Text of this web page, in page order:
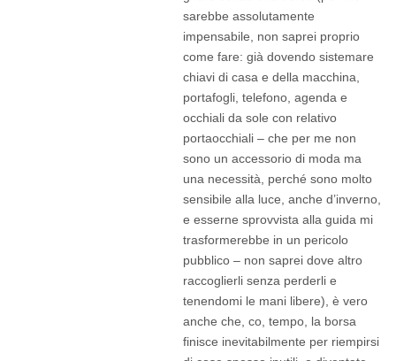
sarebbe assolutamente
impensabile, non saprei proprio
come fare: già dovendo sistemare
chiavi di casa e della macchina,
portafogli, telefono, agenda e
occhiali da sole con relativo
portaocchiali – che per me non
sono un accessorio di moda ma
una necessità, perché sono molto
sensibile alla luce, anche d’inverno,
e esserne sprovvista alla guida mi
trasformerebbe in un pericolo
pubblico – non saprei dove altro
raccoglierli senza perderli e
tenendomi le mani libere), è vero
anche che, co, tempo, la borsa
finisce inevitabilmente per riempirsi